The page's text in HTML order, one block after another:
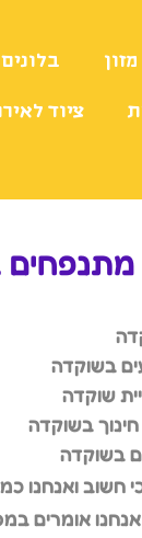
ציוד
מתנפחים
בשוקדה
שוקדה
בשוקדה
בשוקדה
ואנחנו
אומרים